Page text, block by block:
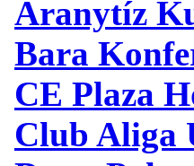
Aranytíz
Bara
CE Plaza
Club Aliga